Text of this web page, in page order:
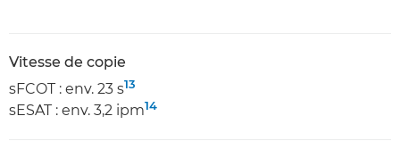
Vitesse de copie
sFCOT : env. 23 s13
sESAT : env. 3,2 ipm14